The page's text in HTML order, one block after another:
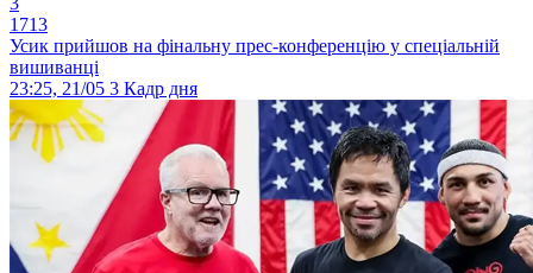
1713
Усик прийшов на фінальну прес-конференцію у спеціальній
вишиванці
23:25, 21/05 3 Кадр дня